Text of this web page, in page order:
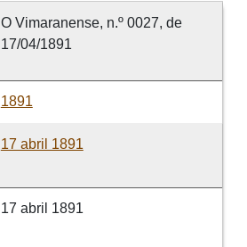
O Vimaranense, n.º 0027, de
17/04/1891
1891
17 abril 1891
17 abril 1891